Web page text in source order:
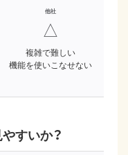
△
複雑で難しい
機能を使いこなせない
すいか？